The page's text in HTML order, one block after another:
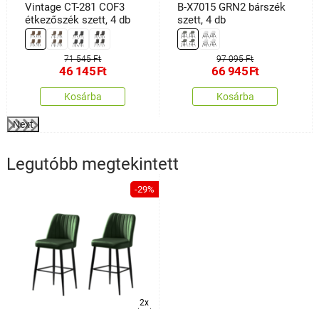
Vintage CT-281 COF3
étkezőszék szett, 4 db
71 545 Ft
46 145Ft
Kosárba
B-X7015 GRN2 bárszék
szett, 4 db
97 095 Ft
66 945Ft
Kosárba
Next
Legutóbb megtekintett
-29%
2x